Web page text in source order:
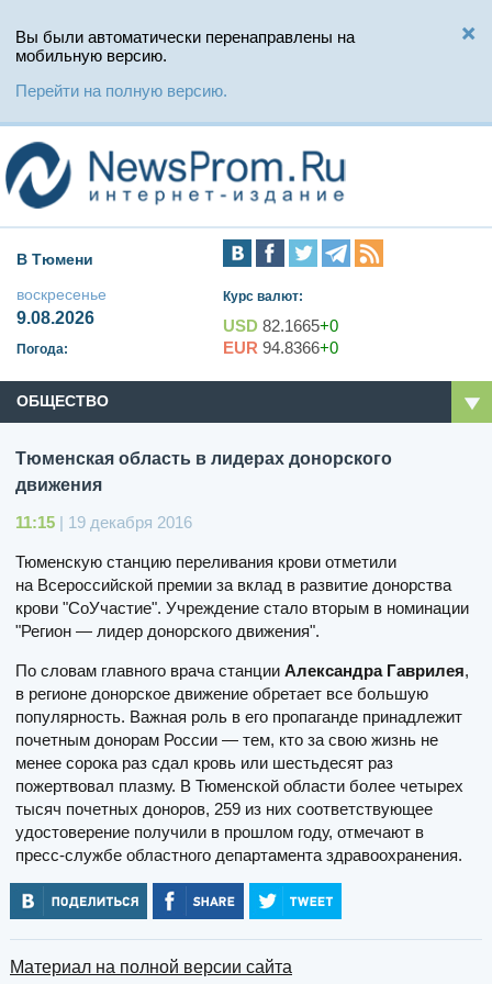
Вы были автоматически перенаправлены на
мобильную версию.
Перейти на полную версию.
В Тюмени
воскресенье
9.08.2026
Погода:
Курс валют:
USD 82.1665+0
EUR 94.8366+0
ОБЩЕСТВО
Тюменская область в лидерах донорского
движения
11:15 | 19 декабря 2016
Тюменскую станцию переливания крови отметили
на Всероссийской премии за вклад в развитие донорства
крови "СоУчастие". Учреждение стало вторым в номинации
"Регион — лидер донорского движения".
По словам главного врача станции Александра Гаврилея,
в регионе донорское движение обретает все большую
популярность. Важная роль в его пропаганде принадлежит
почетным донорам России — тем, кто за свою жизнь не
менее сорока раз сдал кровь или шестьдесят раз
пожертвовал плазму. В Тюменской области более четырех
тысяч почетных доноров, 259 из них соответствующее
удостоверение получили в прошлом году, отмечают в
пресс-службе областного департамента здравоохранения.
Материал на полной версии сайта